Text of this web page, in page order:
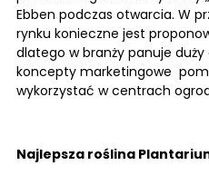
Ebben podczas otwarcia. W
rynku konieczne jest
dlatego w branży panuje
koncepty marketingowe
wykorzystać w centrach
Najlepsza roślina